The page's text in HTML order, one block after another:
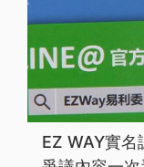
EZ WAY實名